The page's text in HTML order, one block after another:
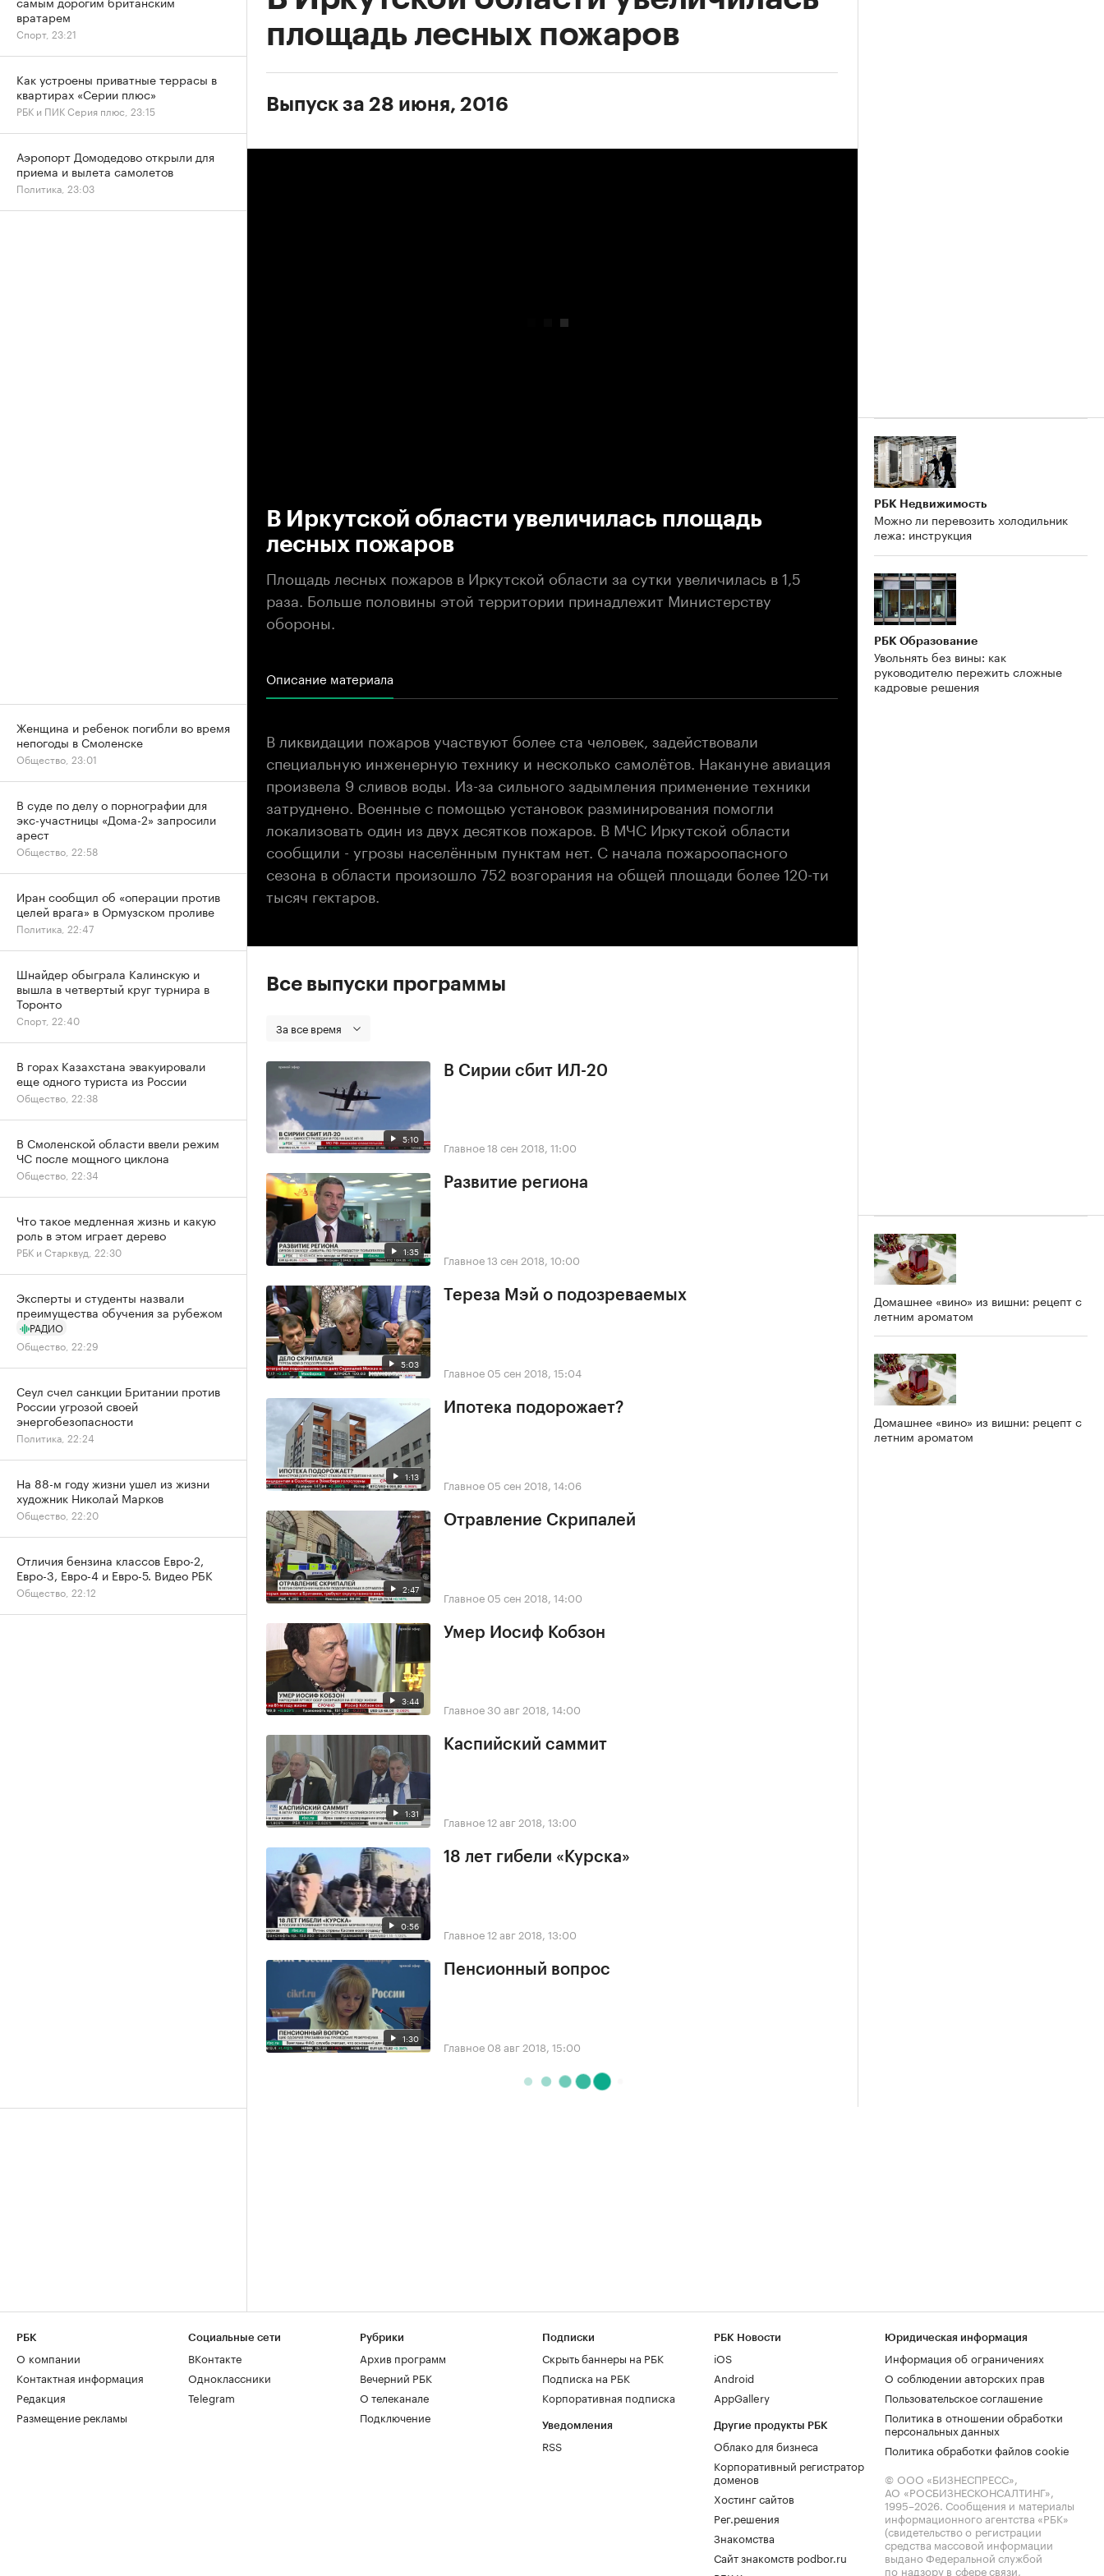
площадь лесных пожаров
Выпуск за 28 июня, 2016
В Иркутской области увеличилась площадь
лесных пожаров
Площадь лесных пожаров в Иркутской области за сутки увеличилась в 1,5
раза. Больше половины этой территории принадлежит Министерству
обороны.
Описание материала
В ликвидации пожаров участвуют более ста человек, задействовали
специальную инженерную технику и несколько самолётов. Накануне авиация
произвела 9 сливов воды. Из-за сильного задымления применение техники
затруднено. Военные с помощью установок разминирования помогли
локализовать один из двух десятков пожаров. В МЧС Иркутской области
сообщили - угрозы населённым пунктам нет. C начала пожароопасного
сезона в области произошло 752 возгорания на общей площади более 120-ти
тысяч гектаров.
Все выпуски программы
За все время
5:10
В Сирии сбит ИЛ-20
Главное18 сен 2018, 11:00
1:35
Развитие региона
Главное13 сен 2018, 10:00
5:03
Тереза Мэй о подозреваемых
Главное 05 сен 2018, 15:04
1:13
Ипотека подорожает?
Главное 05 сен 2018, 14:06
2:47
Отравление Скрипалей
Главное 05 сен 2018, 14:00
3:44
Умер Иосиф Кобзон
Главное30 авг 2018, 14:00
1:31
Каспийский саммит
Главное12 авг 2018, 13:00
0:56
18 лет гибели «Курска»
Главное12 авг 2018, 13:00
1:30
Пенсионный вопрос
Главное 08 авг 2018, 15:00
РБК Недвижимость
Можно ли перевозить холодильник
лежа: инструкция
РБК Образование
Увольнять без вины: как
руководителю пережить сложные
кадровые решения
Домашнее «вино» из вишни: рецепт с
летним ароматом
Домашнее «вино» из вишни: рецепт с
летним ароматом
вратарем
Спорт, 23:21
Как устроены приватные террасы в
квартирах «Серии плюс»
РБК и ПИК Серия плюс, 23:15
Аэропорт Домодедово открыли для
приема и вылета самолетов
Политика, 23:03
Женщина и ребенок погибли во время
непогоды в Смоленске
Общество, 23:01
В суде по делу о порнографии для
экс-участницы «Дома-2» запросили
арест
Общество, 22:58
Иран сообщил об «операции против
целей врага» в Ормузском проливе
Политика, 22:47
Шнайдер обыграла Калинскую и
вышла в четвертый круг турнира в
Торонто
Спорт, 22:40
В горах Казахстана эвакуировали
еще одного туриста из России
Общество, 22:38
В Смоленской области ввели режим
ЧС после мощного циклона
Общество, 22:34
Что такое медленная жизнь и какую
роль в этом играет дерево
РБК и Старквуд, 22:30
Эксперты и студенты назвали
преимущества обучения за рубежом
РАДИО
Общество, 22:29
Сеул счел санкции Британии против
России угрозой своей
энергобезопасности
Политика, 22:24
На 88-м году жизни ушел из жизни
художник Николай Марков
Общество, 22:20
Отличия бензина классов Евро-2,
Евро-3, Евро-4 и Евро-5. Видео РБК
Общество, 22:12
РБК
О компании
Контактная информация
Редакция
Размещение рекламы
Социальные сети
ВКонтакте
Одноклассники
Telegram
Рубрики
Архив программ
Вечерний РБК
О телеканале
Подключение
Подписки
Скрыть баннеры на РБК
Подписка на РБК
Корпоративная подписка
Уведомления
RSS
РБК Новости
iOS
Android
AppGallery
Другие продукты РБК
Облако для бизнеса
Корпоративный регистратор
доменов
Хостинг сайтов
Рег.решения
Знакомства
Сайт знакомств podbor.ru
Юридическая информация
Информация об ограничениях
О соблюдении авторских прав
Пользовательское соглашение
Политика в отношении обработки
персональных данных
Политика обработки файлов cookie
© ООО «БИЗНЕСПРЕСС»,
АО «РОСБИЗНЕСКОНСАЛТИНГ»,
1995–2026. Сообщения и материалы
информационного агентства «РБК»
(свидетельство о регистрации
средства массовой информации
выдано Федеральной службой
по надзору в сфере связи,